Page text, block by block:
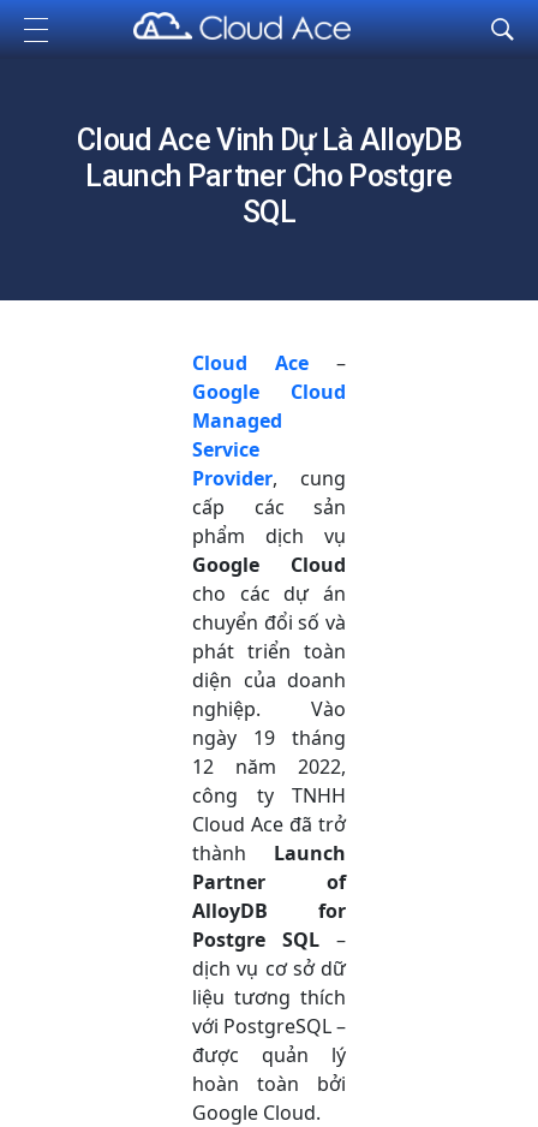
Cloud Ace
Nhà cung cấp giải pháp trên GCP cho doanh nghiệp
Cloud Ace Vinh Dự Là AlloyDB
Launch Partner Cho Postgre
SQL
Cloud Ace –
Google Cloud
Managed
Service
Provider, cung
cấp các sản
phẩm dịch vụ
Google Cloud
cho các dự án
chuyển đổi số và
phát triển toàn
diện của doanh
nghiệp. Vào
ngày 19 tháng
12 năm 2022,
công ty TNHH
Cloud Ace đã trở
thành Launch
Partner of
AlloyDB for
Postgre SQL –
dịch vụ cơ sở dữ
liệu tương thích
với PostgreSQL –
được quản lý
hoàn toàn bởi
Google Cloud.